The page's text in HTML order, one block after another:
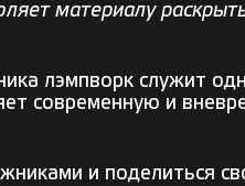
материалу
лэмпворк служит
современную и
и поделиться